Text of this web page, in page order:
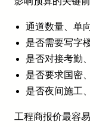
通道数量、单
是否需要写字
是否对接考勤
是否要求国密
是否夜间施工
工程商报价最容